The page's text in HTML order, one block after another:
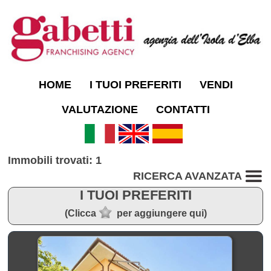
HOME I TUOI PREFERITI VENDI
VALUTAZIONE CONTATTI
Immobili trovati: 1
RICERCA AVANZATA
I TUOI PREFERITI
(Clicca per aggiungere qui)